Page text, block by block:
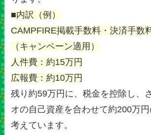
■内訳（例）
CAMPFIRE掲載手数料・決済手数
（キャンペーン適用）
人件費：約15万円
広報費：約10万円
残り約59万円に、税金を控除し、
オの自己資産を合わせて約200万
考えています。